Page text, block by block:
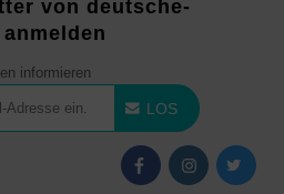
von deutsche-
informieren
LOS